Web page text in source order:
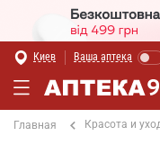
Киев Ваша аптека
Главная Красота и